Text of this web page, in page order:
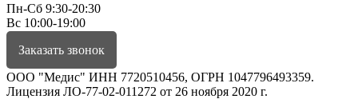
Пн-Сб 9:30-20:30
Вс 10:00-19:00
Заказать звонок
ООО "Медис" ИНН 7720510456, ОГРН 1047796493359.
Лицензия ЛО-77-02-011272 от 26 ноября 2020 г.